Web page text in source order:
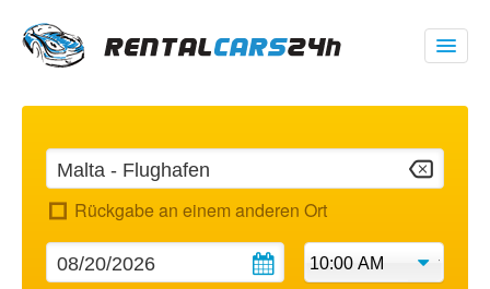
00 1 (347) 719 1928
$
USD
Rückgabe an einem anderen Ort